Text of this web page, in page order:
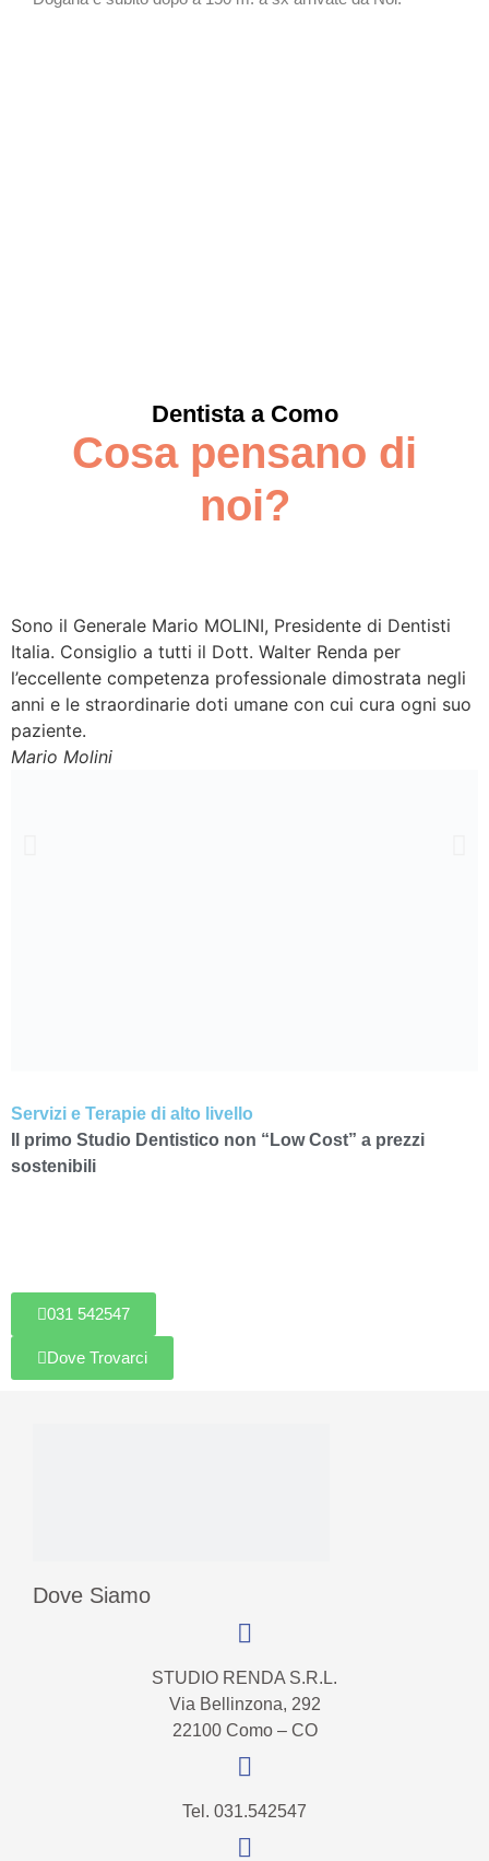
Dentista a Como
Cosa pensano di
noi?
Sono il Generale Mario MOLINI, Presidente di Dentisti
Italia. Consiglio a tutti il Dott. Walter Renda per
l’eccellente competenza professionale dimostrata negli
anni e le straordinarie doti umane con cui cura ogni suo
paziente.
Mario Molini
Servizi e Terapie di alto livello
Il primo Studio Dentistico non “Low Cost” a prezzi
sostenibili
031 542547
Dove Trovarci
Dove Siamo
STUDIO RENDA S.R.L.
Via Bellinzona, 292
22100 Como – CO
Tel. 031.542547